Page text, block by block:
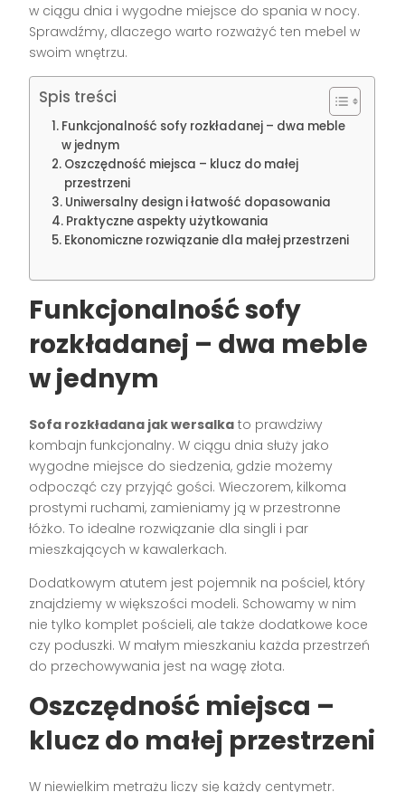
w ciągu dnia i wygodne miejsce do spania w nocy.
Sprawdźmy, dlaczego warto rozważyć ten mebel w
swoim wnętrzu.
Spis treści
Funkcjonalność sofy rozkładanej – dwa meble
w jednym
Oszczędność miejsca – klucz do małej
przestrzeni
Uniwersalny design i łatwość dopasowania
Praktyczne aspekty użytkowania
Ekonomiczne rozwiązanie dla małej przestrzeni
Funkcjonalność sofy
rozkładanej – dwa meble
w jednym
Sofa rozkładana jak wersalka to prawdziwy
kombajn funkcjonalny. W ciągu dnia służy jako
wygodne miejsce do siedzenia, gdzie możemy
odpocząć czy przyjąć gości. Wieczorem, kilkoma
prostymi ruchami, zamieniamy ją w przestronne
łóżko. To idealne rozwiązanie dla singli i par
mieszkających w kawalerkach.
Dodatkowym atutem jest pojemnik na pościel, który
znajdziemy w większości modeli. Schowamy w nim
nie tylko komplet pościeli, ale także dodatkowe koce
czy poduszki. W małym mieszkaniu każda przestrzeń
do przechowywania jest na wagę złota.
Oszczędność miejsca –
klucz do małej przestrzeni
W niewielkim metrażu liczy się każdy centymetr.